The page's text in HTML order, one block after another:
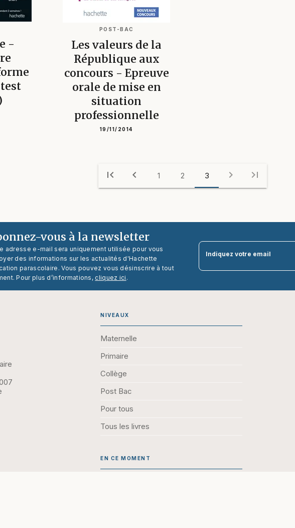
-
POST-BAC
Les valeurs de la
République aux
concours - Epreuve
orale de mise en
situation
professionnelle
19/11/2014
first_page chevron_left 1 2 3 chevron_right last_page
vous à la newsletter
adresse e-mail sera uniquement utilisée pour vous
des informations sur les actualités d'Hachette
parascolaire. Vous pouvez vous désinscrire à tout
Pour plus d’informations, cliquez ici .
Indiquez votre email
NIVEAUX
Maternelle
Primaire
Collège
Post Bac
Pour tous
Tous les livres
EN CE MOMENT